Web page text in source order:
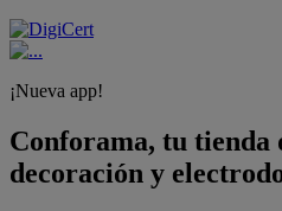
¡Nueva app!
Conforama, tu tienda
decoración y